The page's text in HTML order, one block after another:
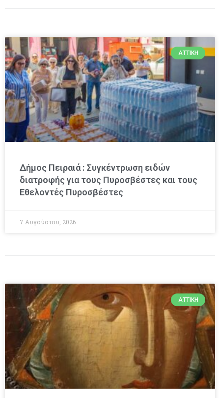
ΑΤΤΙΚΉ
Δήμος Πειραιά : Συγκέντρωση ειδών
διατροφής για τους Πυροσβέστες και τους
Εθελοντές Πυροσβέστες
7 Αυγούστου, 2026
ΑΤΤΙΚΉ